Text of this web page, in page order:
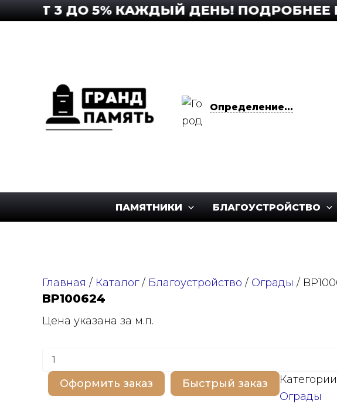
Перейти
к
ОТ 3 ДО 5% КАЖДЫЙ ДЕНЬ! ПОДРОБНЕЕ
Определение...
ПАМЯТНИКИ БЛАГОУСТРОЙСТВО
Главная / Каталог/ Благоустройство / Ограды /
BP100624
Цена указана за м.п.
товара
BP100624
Оформить заказ Быстрый заказ
Ограды